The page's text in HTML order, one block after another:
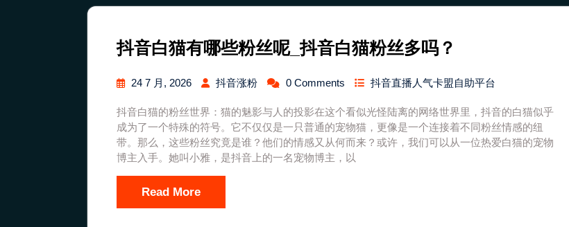
抖音白猫有哪些粉丝呢_抖音白猫粉丝多吗？
24 7 月, 2026 抖音涨粉 0 Comments 抖音直播人气卡盟自助平台
抖音白猫的粉丝世界：猫的魅影与人的投影在这个看似光怪陆离的网络世界里，抖音的白猫似乎
成为了一个特殊的符号。它不仅仅是一只普通的宠物猫，更像是一个连接着不同粉丝情感的纽
带。那么，这些粉丝究竟是谁？他们的情感又从何而来？或许，我们可以从一位热爱白猫的宠物
博主入手。她叫小雅，是抖音上的一名宠物博主，以
Read More